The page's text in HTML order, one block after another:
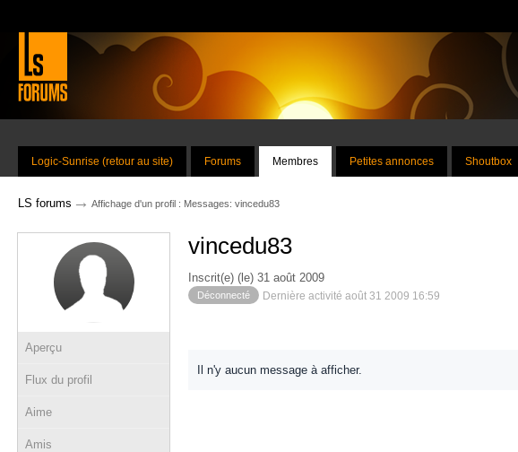
Logic-Sunrise (retour au site) Forums Membres Petites annonces Shoutbox
LS forums → Affichage d'un profil : Messages: vincedu83
Aperçu
Flux du profil
Aime
Amis
vincedu83
Inscrit(e) (le) 31 août 2009
Déconnecté Dernière activité août 31 2009 16:59
Il n'y aucun message à afficher.